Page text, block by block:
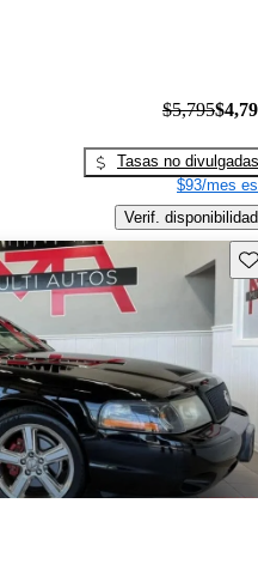
$5,795
Tasas no divulgadas
$93/mes
Verif. disponibilidad